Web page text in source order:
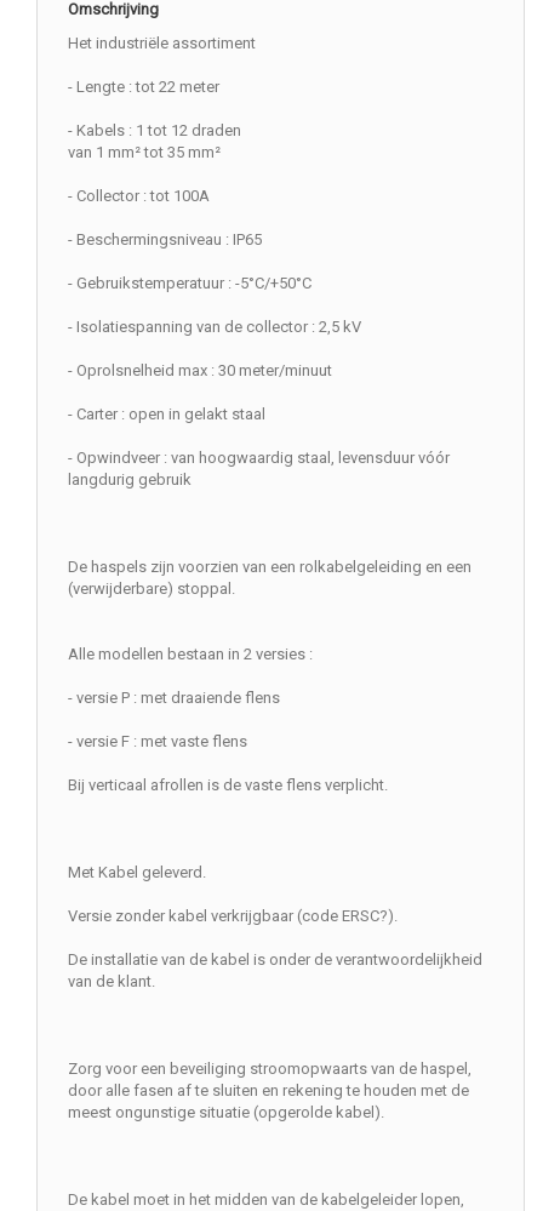
Omschrijving
Het industriële assortiment
- Lengte : tot 22 meter
- Kabels : 1 tot 12 draden
van 1 mm² tot 35 mm²
- Collector : tot 100A
- Beschermingsniveau : IP65
- Gebruikstemperatuur : -5°C/+50°C
- Isolatiespanning van de collector : 2,5 kV
- Oprolsnelheid max : 30 meter/minuut
- Carter : open in gelakt staal
- Opwindveer : van hoogwaardig staal, levensduur vóór
langdurig gebruik
De haspels zijn voorzien van een rolkabelgeleiding en een
(verwijderbare) stoppal.
Alle modellen bestaan in 2 versies :
- versie P : met draaiende flens
- versie F : met vaste flens
Bij verticaal afrollen is de vaste flens verplicht.
Met Kabel geleverd.
Versie zonder kabel verkrijgbaar (code ERSC?).
De installatie van de kabel is onder de verantwoordelijkheid
van de klant.
Zorg voor een beveiliging stroomopwaarts van de haspel,
door alle fasen af te sluiten en rekening te houden met de
meest ongunstige situatie (opgerolde kabel).
De kabel moet in het midden van de kabelgeleider lopen,